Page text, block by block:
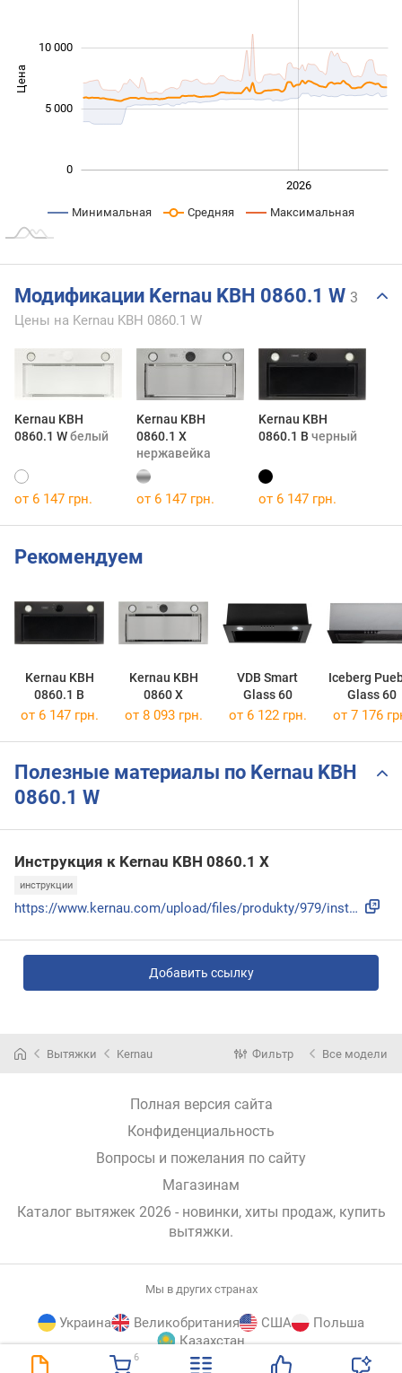
6
Цена
0
10 000
5 000
2026
Минимальная Средняя Максимальная
Модификации Kernau KBH 0860.1 W 3
Цены на Kernau KBH 0860.1 W
Kernau KBH
0860.1 Wбелый
Kernau KBH
0860.1 X
нержавейка
Kernau KBH
0860.1 B черный
от 6 147 грн. от 6 147 грн. от 6 147 грн.
Рекомендуем
Kernau KBH
0860.1 B
Kernau KBH
0860 X
VDB Smart
Glass 60
Iceberg
Glass 60
от 6 147 грн. от 8 093 грн. от 6 122 грн. от 7 176
Полезные материалы по Kernau KBH
0860.1 W
Инструкция к Kernau KBH 0860.1 X
инструкции
https://www.kernau.com/upload/files/produkty/979/instrukcja...
Добавить ссылку
Вытяжки Kernau Фильтр Все модели
Полная версия сайта
Конфиденциальность
Вопросы и пожелания по сайту
Магазинам
Каталог вытяжек 2026 - новинки, хиты продаж, купить
вытяжки.
Мы в других странах
Украина Великобритания США
Польша
Казахстан